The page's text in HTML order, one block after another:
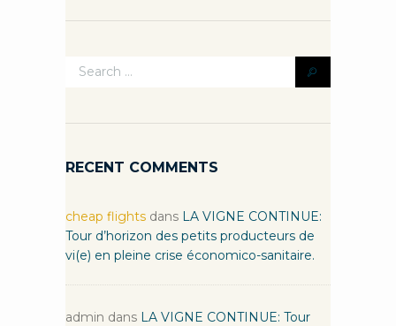
RECENT COMMENTS
cheap flights dans LA VIGNE CONTINUE:
Tour d’horizon des petits producteurs de
vi(e) en pleine crise économico-sanitaire.
admin dans LA VIGNE CONTINUE: Tour